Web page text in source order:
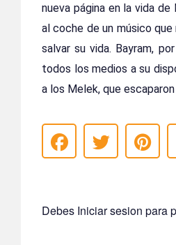
nueva página en la vida
al coche de un músico
salvar su vida. Bayram,
todos los medios a su
a los Melek, que
Debes Iniciar sesion para